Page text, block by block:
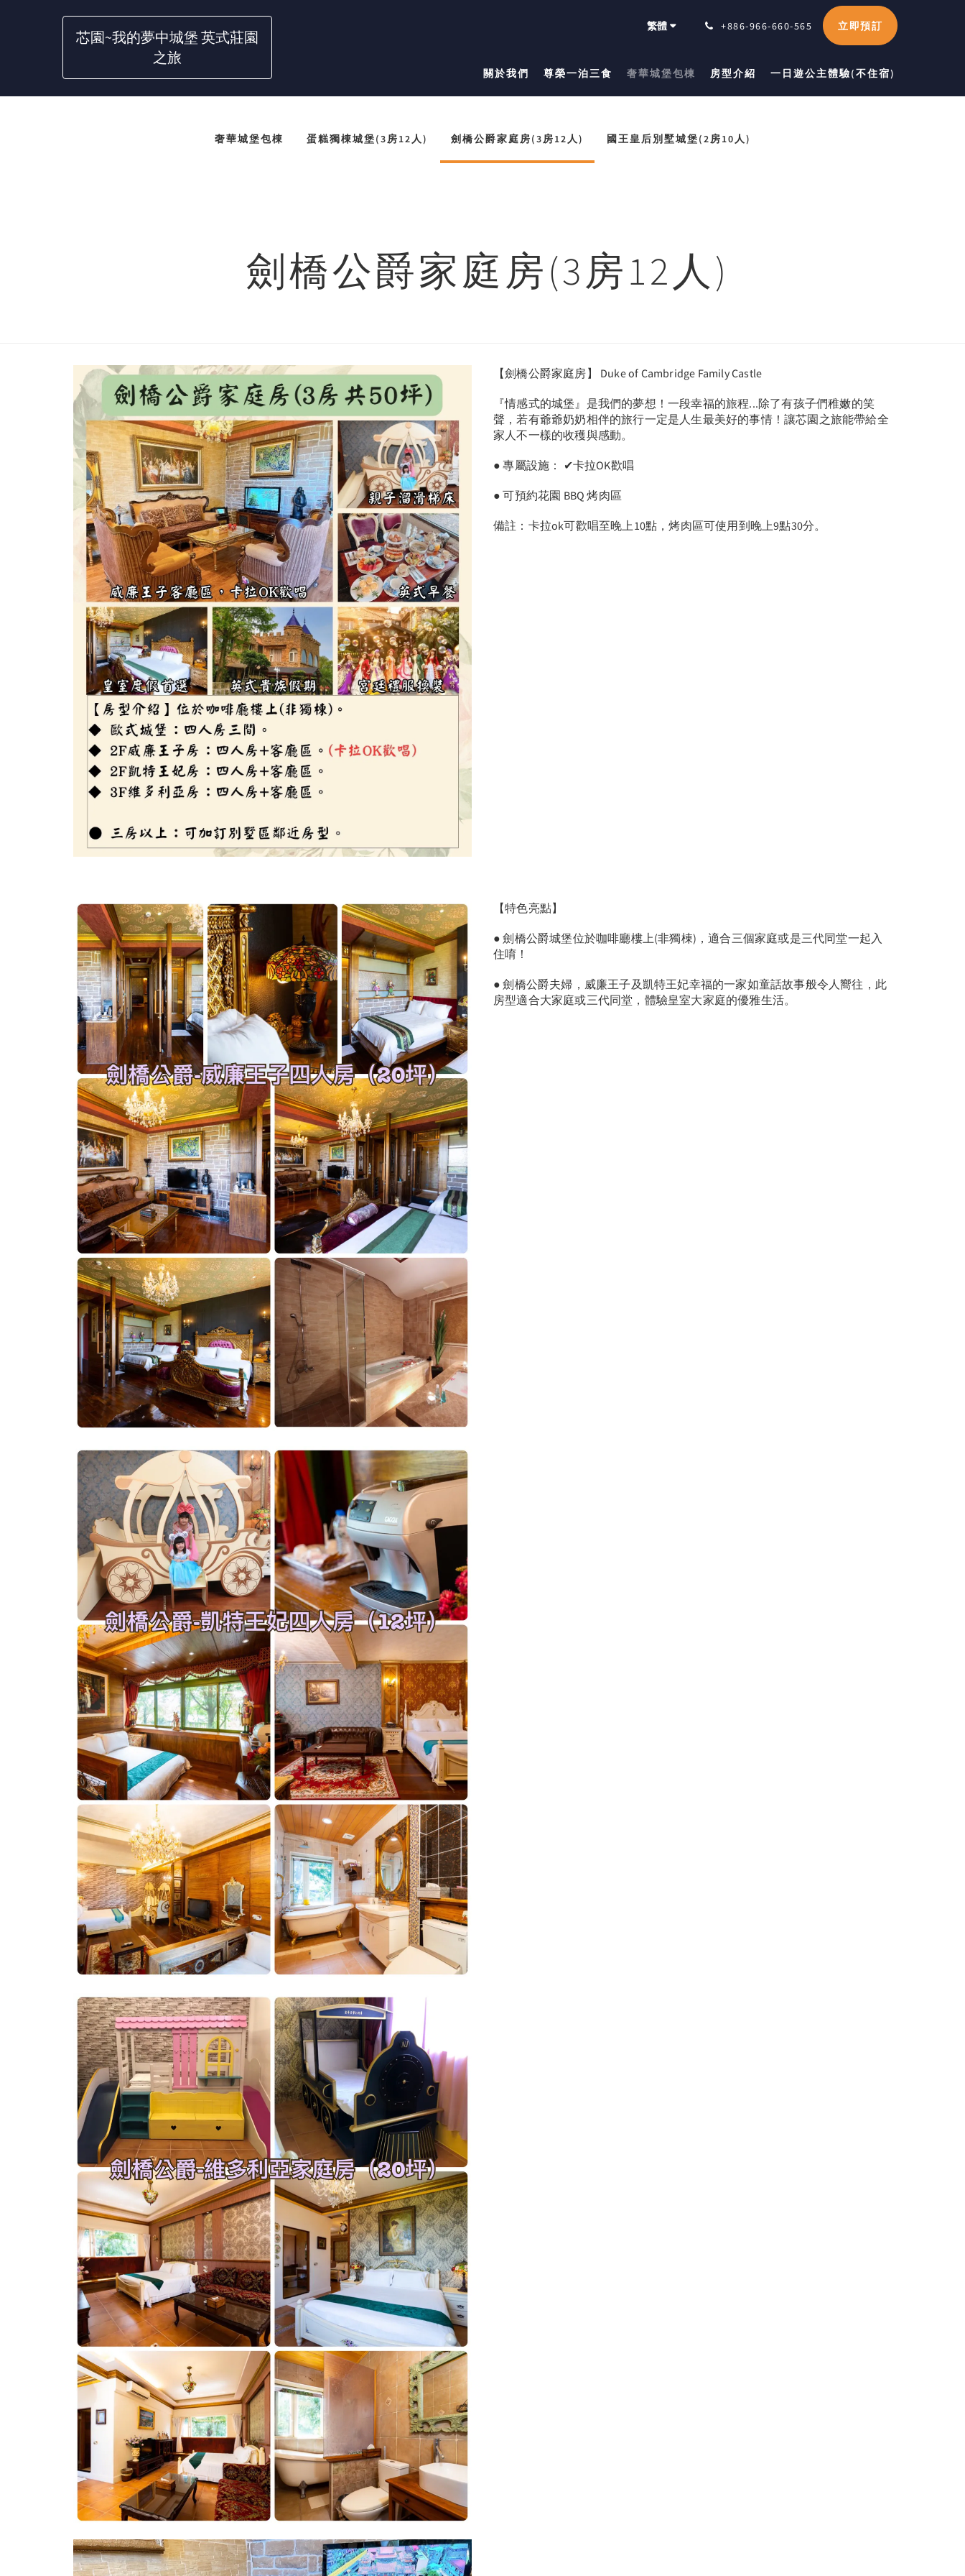
芯園~我的夢中城堡 英式莊園
之旅
繁體 +886-966-660-565 立即預訂
關於我們 尊榮一泊三食 奢華城堡包棟 房型介紹 一日遊公主體驗(不住宿)
奢華城堡包棟 蛋糕獨棟城堡(3房12人) 劍橋公爵家庭房(3房12人) 國王皇后別墅城堡(2房10人)
劍橋公爵家庭房(3房12人)
【劍橋公爵家庭房】 Duke of Cambridge Family Castle
『情感式的城堡』是我們的夢想！一段幸福的旅程...除了有孩子們稚嫩的笑
聲，若有爺爺奶奶相伴的旅行一定是人生最美好的事情！讓芯園之旅能帶給全
家人不一樣的收穫與感動。
● 專屬設施： ✔卡拉OK歡唱
● 可預約花園 BBQ 烤肉區
備註：卡拉ok可歡唱至晚上10點，烤肉區可使用到晚上9點30分。
【特色亮點】
● 劍橋公爵城堡位於咖啡廳樓上(非獨棟)，適合三個家庭或是三代同堂一起入
住唷！
● 劍橋公爵夫婦，威廉王子及凱特王妃幸福的一家如童話故事般令人嚮往，此
房型適合大家庭或三代同堂，體驗皇室大家庭的優雅生活。